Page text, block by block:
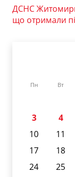
ДСНС
що отримали
Пн Вт
3
4
10
11
17
18
24
25